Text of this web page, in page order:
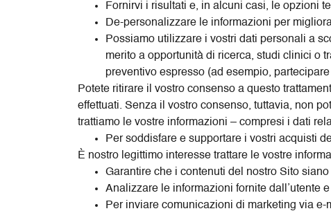
Fornirvi i risultati e, in alcuni casi, le opzioni
De-personalizzare le informazioni per
Possiamo utilizzare i vostri dati personali a
merito a opportunità di ricerca, studi clinici o
preventivo espresso (ad esempio,
Potete ritirare il vostro consenso a questo
effettuati. Senza il vostro consenso, tuttavia, non
trattiamo le vostre informazioni – compresi i dati
Per soddisfare e supportare i vostri acquisti
È nostro legittimo interesse trattare le vostre
Garantire che i contenuti del nostro Sito
Analizzare le informazioni fornite dall’utente
Per inviare comunicazioni di marketing via